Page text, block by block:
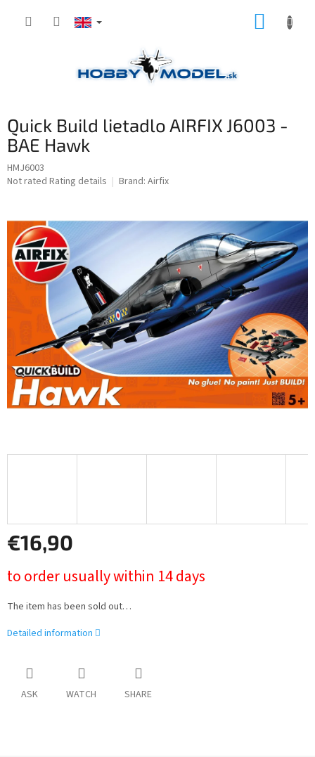
Quick Build lietadlo AIRFIX J6003 -
BAE Hawk
HMJ6003
The
rating
0,0
out
Not rated Rating details Brand: Airfix
€16,90
price:
to order usually within 14 days
The item has been sold out…
Detailed information
ASK WATCH SHARE